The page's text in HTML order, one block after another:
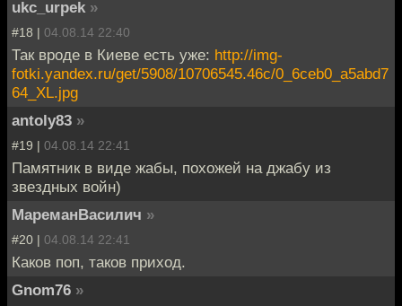
ukc_urpek »
#18 | 04.08.14 22:40
Так вроде в Киеве есть уже: http://img-
fotki.yandex.ru/get/5908/10706545.46c/0_6ceb0_a5abd7
64_XL.jpg
antoly83 »
#19 | 04.08.14 22:41
Памятник в виде жабы, похожей на джабу из
звездных войн)
МареманВасилич »
#20 | 04.08.14 22:41
Каков поп, таков приход.
Gnom76 »